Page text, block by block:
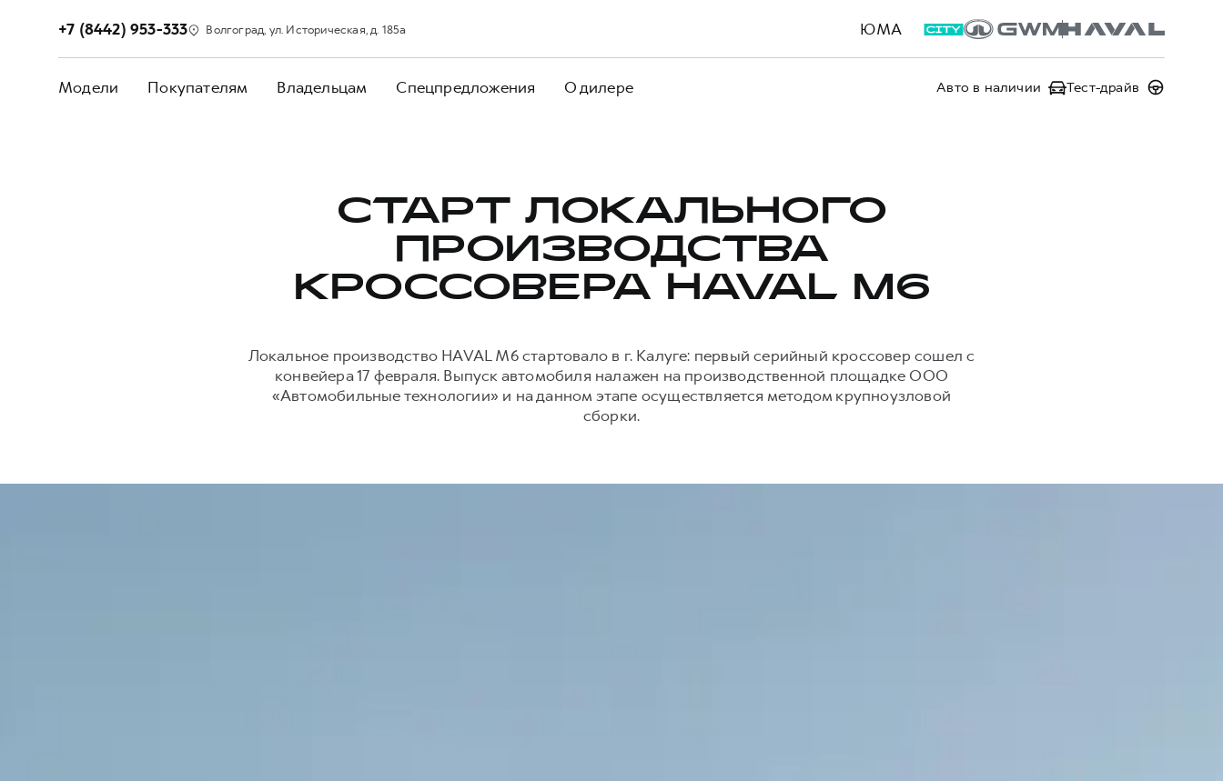
ЮМА
+7 (8442) 953-333 Волгоград, ул. Историческая, д. 185а
Модели Покупателям Владельцам Спецпредложения О дилере Авто в наличии Тест-драйв
СТАРТ ЛОКАЛЬНОГО
ПРОИЗВОДСТВА
КРОССОВЕРА HAVAL M6
Локальное производство HAVAL M6 стартовало в г. Калуге: первый серийный кроссовер сошел с
конвейера 17 февраля. Выпуск автомобиля налажен на производственной площадке ООО
«Автомобильные технологии» и на данном этапе осуществляется методом крупноузловой
сборки.